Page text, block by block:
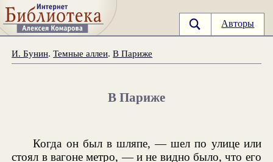
Авторы
И. Бунин.Темные аллеи.В Париже
В Париже
Когда он был в шляпе, — шел по улице или
стоял в вагоне метро, — и не видно было, что его